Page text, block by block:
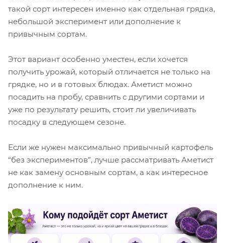
такой сорт интересен именно как отдельная грядка,
небольшой эксперимент или дополнение к
привычным сортам.
Этот вариант особенно уместен, если хочется
получить урожай, который отличается не только на
грядке, но и в готовых блюдах. Аметист можно
посадить на пробу, сравнить с другими сортами и
уже по результату решить, стоит ли увеличивать
посадку в следующем сезоне.
Если же нужен максимально привычный картофель
“без экспериментов”, лучше рассматривать Аметист
не как замену основным сортам, а как интересное
дополнение к ним.